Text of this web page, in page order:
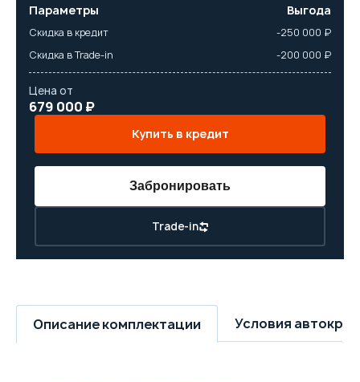
Параметры Выгода
Скидка в кредит
-250 000 ₽
Скидка в Trade-in
-200 000 ₽
Цена от
679 000 ₽
Купить в кредит
Trade-in
Забронировать
Описание комплектации Условия